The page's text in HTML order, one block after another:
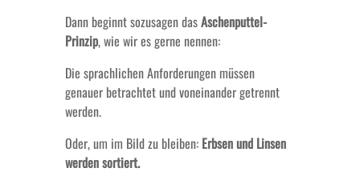
Dann beginnt sozusagen dasAschenputtel-
Prinzip, wie wir es gerne nennen:
Die sprachlichen Anforderungen müssen
genauer betrachtet und voneinander getrennt
werden.
Oder, um im Bild zu bleiben: Erbsen und Linsen
werden sortiert.